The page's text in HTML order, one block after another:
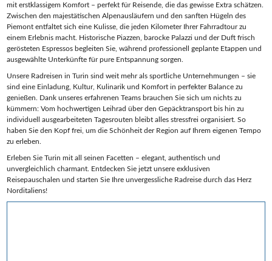
mit erstklassigem Komfort – perfekt für Reisende, die das gewisse Extra schätzen.
Zwischen den majestätischen Alpenausläufern und den sanften Hügeln des
Piemont entfaltet sich eine Kulisse, die jeden Kilometer Ihrer Fahrradtour zu
einem Erlebnis macht. Historische Piazzen, barocke Palazzi und der Duft frisch
gerösteten Espressos begleiten Sie, während professionell geplante Etappen und
ausgewählte Unterkünfte für pure Entspannung sorgen.
Unsere Radreisen in Turin sind weit mehr als sportliche Unternehmungen – sie
sind eine Einladung, Kultur, Kulinarik und Komfort in perfekter Balance zu
genießen. Dank unseres erfahrenen Teams brauchen Sie sich um nichts zu
kümmern: Vom hochwertigen Leihrad über den Gepäcktransport bis hin zu
individuell ausgearbeiteten Tagesrouten bleibt alles stressfrei organisiert. So
haben Sie den Kopf frei, um die Schönheit der Region auf Ihrem eigenen Tempo
zu erleben.
Erleben Sie Turin mit all seinen Facetten – elegant, authentisch und
unvergleichlich charmant. Entdecken Sie jetzt unsere exklusiven
Reisepauschalen und starten Sie Ihre unvergessliche Radreise durch das Herz
Norditaliens!